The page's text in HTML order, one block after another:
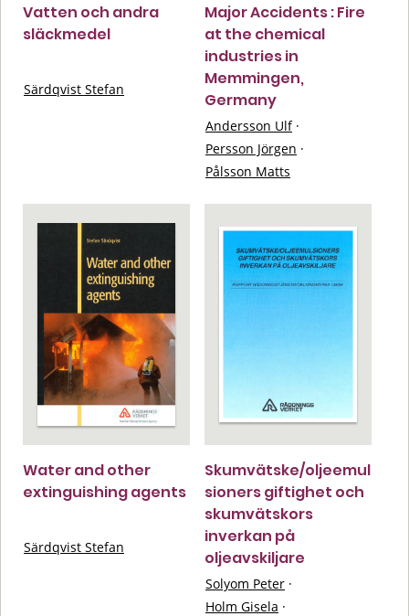
Vatten och andra
släckmedel
Särdqvist Stefan
Major Accidents : Fire
at the chemical
industries in
Memmingen,
Germany
Andersson Ulf ·
Persson Jörgen ·
Pålsson Matts
Water and other
extinguishing agents
Särdqvist Stefan
Skumvätske/oljeemul
sioners giftighet och
skumvätskors
inverkan på
oljeavskiljare
Solyom Peter ·
Holm Gisela ·